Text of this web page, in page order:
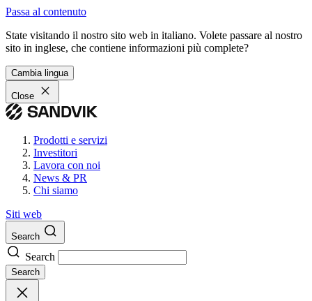
Passa al contenuto
State visitando il nostro sito web in italiano. Volete passare al nostro
sito in inglese, che contiene informazioni più complete?
Cambia lingua
Close
Prodotti e servizi
Investitori
Lavora con noi
News & PR
Chi siamo
Siti web
Search
Search
Search